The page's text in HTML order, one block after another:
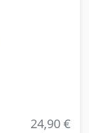
24,90 €